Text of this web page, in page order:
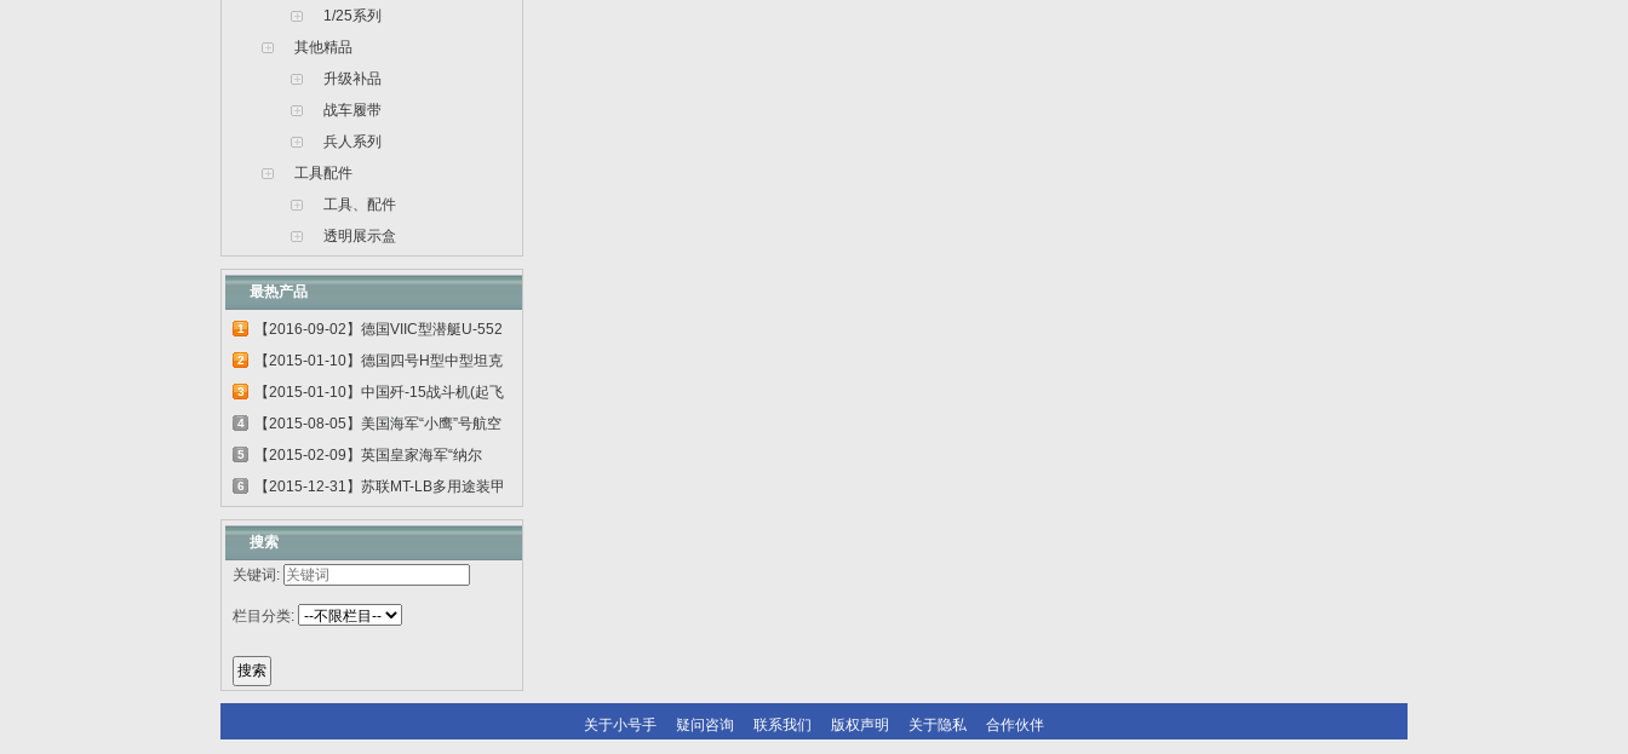
1/25系列
其他精品
升级补品
战车履带
兵人系列
工具配件
工具、配件
透明展示盒
最热产品
1
【2016-09-02】德国VIIC型潜艇U-552
06801
2
【2015-01-10】德国四号H型中型坦克
00920
3
【2015-01-10】中国歼-15战斗机(起飞
甲板...
4
【2015-08-05】美国海军“小鹰”号航空
母...
5
【2015-02-09】英国皇家海军“纳尔
逊”号...
6
【2015-12-31】苏联MT-LB多用途装甲
运输车...
搜索
关键词:
栏目分类:
关于小号手 疑问咨询 联系我们 版权声明 关于隐私 合作伙伴